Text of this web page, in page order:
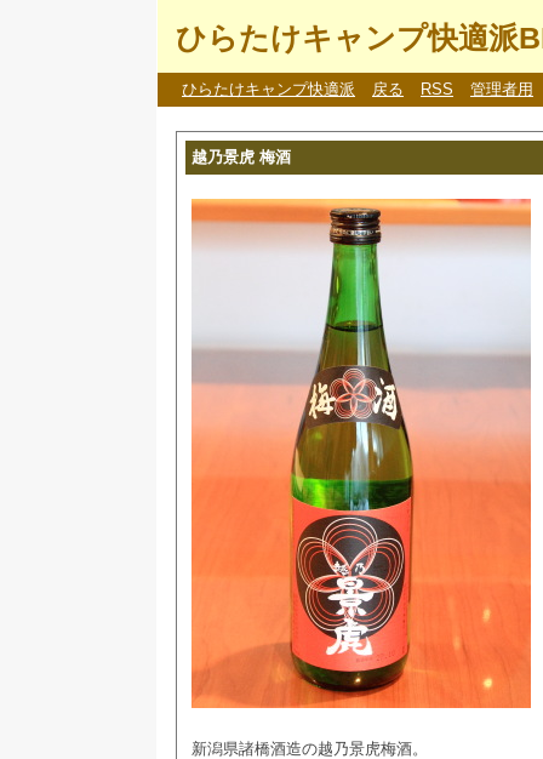
ひらたけキャンプ快適派
ひらたけキャンプ快適派 戻る RSS 管理者用
越乃景虎 梅酒
新潟県諸橋酒造の越乃景虎梅酒。